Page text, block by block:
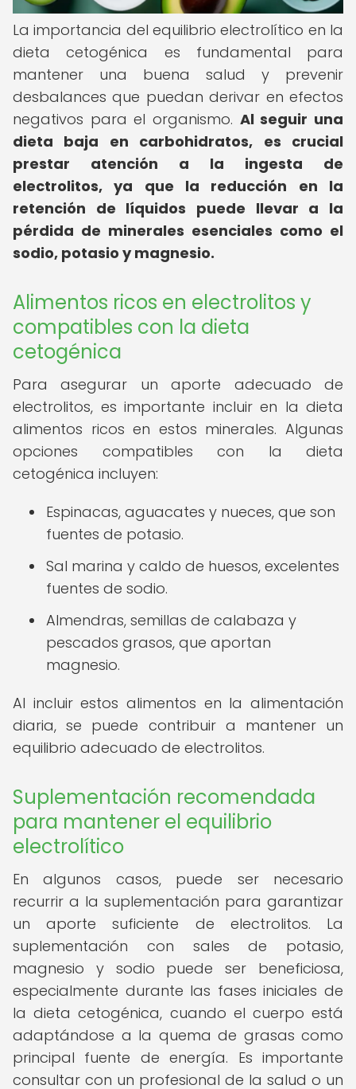
La importancia del equilibrio electrolítico en la
dieta cetogénica es fundamental para
mantener una buena salud y prevenir
desbalances que puedan derivar en efectos
negativos para el organismo. Al seguir una
dieta baja en carbohidratos, es crucial
prestar atención a la ingesta de
electrolitos, ya que la reducción en la
retención de líquidos puede llevar a la
pérdida de minerales esenciales como el
sodio, potasio y magnesio.
Alimentos ricos en electrolitos y
compatibles con la dieta
cetogénica
Para asegurar un aporte adecuado de
electrolitos, es importante incluir en la dieta
alimentos ricos en estos minerales. Algunas
opciones compatibles con la dieta
cetogénica incluyen:
Espinacas, aguacates y nueces, que son
fuentes de potasio.
Sal marina y caldo de huesos, excelentes
fuentes de sodio.
Almendras, semillas de calabaza y
pescados grasos, que aportan
magnesio.
Al incluir estos alimentos en la alimentación
diaria, se puede contribuir a mantener un
equilibrio adecuado de electrolitos.
Suplementación recomendada
para mantener el equilibrio
electrolítico
En algunos casos, puede ser necesario
recurrir a la suplementación para garantizar
un aporte suficiente de electrolitos. La
suplementación con sales de potasio,
magnesio y sodio puede ser beneficiosa,
especialmente durante las fases iniciales de
la dieta cetogénica, cuando el cuerpo está
adaptándose a la quema de grasas como
principal fuente de energía. Es importante
consultar con un profesional de la salud o un